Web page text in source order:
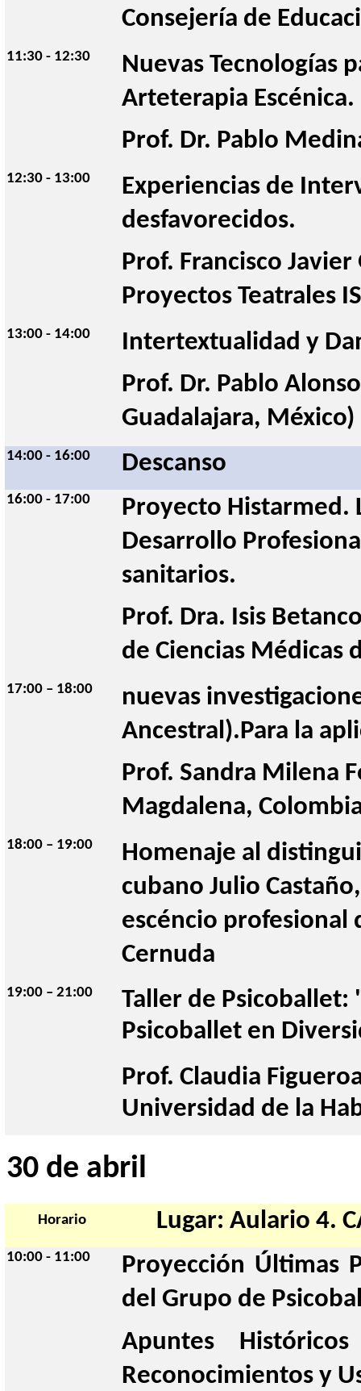
Consejería de
11:30 - 12:30
Nuevas Tecnologías
Arteterapia Escénica.
Prof. Dr. Pablo
12:30 - 13:00
Experiencias de
desfavorecidos.
Prof. Francisco
Proyectos Teatrales
13:00 - 14:00
Intertextualidad y
Prof. Dr. Pablo
Guadalajara, México)
14:00 - 16:00 Descanso
16:00 - 17:00
Proyecto Histarmed.
Desarrollo
sanitarios.
Prof. Dra. Isis
de Ciencias Médicas
17:00 – 18:00
nuevas
Ancestral).Para la
Prof. Sandra Milena
Magdalena,
18:00 – 19:00
Homenaje al
cubano Julio
escéncio profesional
Cernuda
19:00 – 21:00
Taller de
Psicoballet en
Prof. Claudia
Universidad de la
30 de abril
Horario Lugar: Aulario 4.
10:00 - 11:00
Proyección Últimas
del Grupo de
Apuntes
Reconocimientos y